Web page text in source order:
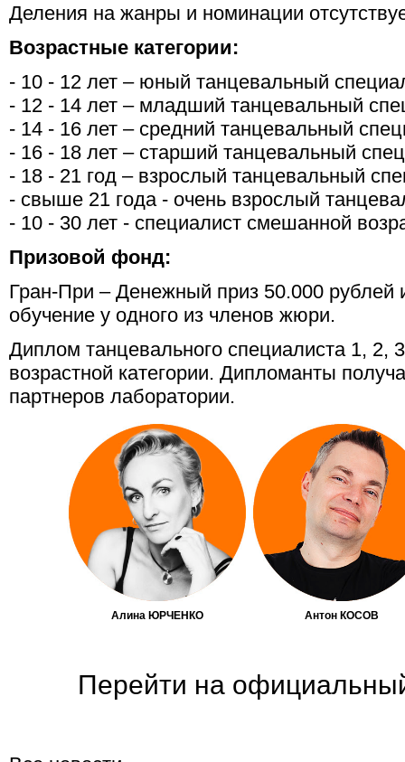
Деления на жанры и номинации
Возрастные категории:
- 10 - 12 лет – юный танцевальный
- 12 - 14 лет – младший танцевальный
- 14 - 16 лет – средний танцевальный
- 16 - 18 лет – старший танцевальный
- 18 - 21 год – взрослый танцевальный
- свыше 21 года - очень взрослый
- 10 - 30 лет - специалист смешанной
Призовой фонд:
Гран-При – Денежный приз 50.000 рублей
обучение у одного из членов жюри.
Диплом танцевального специалиста 1, 2,
возрастной категории. Дипломанты
партнеров лаборатории.
Алина ЮРЧЕНКО Антон КОСОВ
Перейти на